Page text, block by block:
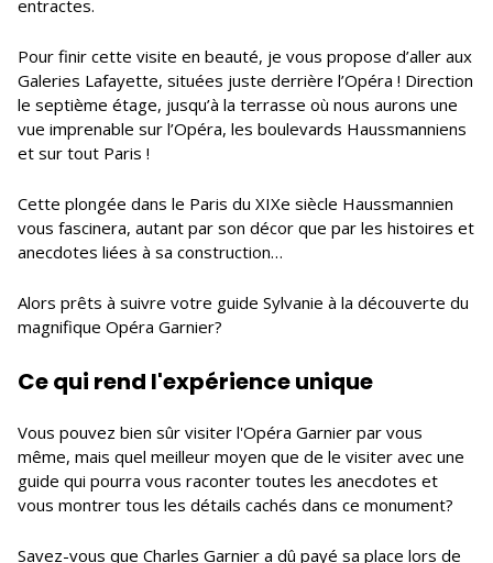
entractes.
Pour finir cette visite en beauté, je vous propose d’aller aux
Galeries Lafayette, situées juste derrière l’Opéra ! Direction
le septième étage, jusqu’à la terrasse où nous aurons une
vue imprenable sur l’Opéra, les boulevards Haussmanniens
et sur tout Paris !
Cette plongée dans le Paris du XIXe siècle Haussmannien
vous fascinera, autant par son décor que par les histoires et
anecdotes liées à sa construction…
Alors prêts à suivre votre guide Sylvanie à la découverte du
magnifique Opéra Garnier?
Ce qui rend l'expérience unique
Vous pouvez bien sûr visiter l'Opéra Garnier par vous
même, mais quel meilleur moyen que de le visiter avec une
guide qui pourra vous raconter toutes les anecdotes et
vous montrer tous les détails cachés dans ce monument?
Savez-vous que Charles Garnier a dû payé sa place lors de